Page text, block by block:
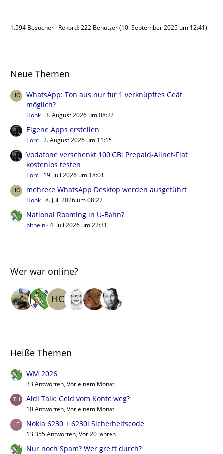
1.594 Besucher Rekord: 222 Benutzer (10. September 2025 um 12:41)
Neue Themen
WhatsApp: Ton aus nur für 1 verknüpftes Geät
möglich?
Honk 3. August 2026 um 08:22
Eigene Apps erstellen
Torc 2. August 2026 um 11:15
Vodafone verschenkt 100 GB: Prepaid-Allnet-Flat
kostenlos testen
Torc 19. Juli 2026 um 18:01
mehrere WhatsApp Desktop werden ausgeführt
Honk 8. Juli 2026 um 08:22
National Roaming in U-Bahn?
pithein 4. Juli 2026 um 22:31
Wer war online?
Heiße Themen
WM 2026
33 Antworten, Vor einem Monat
Aldi Talk: Geld vom Konto weg?
10 Antworten, Vor einem Monat
Nokia 6230 + 6230i Sicherheitscode
13.355 Antworten, Vor 20 Jahren
Nur noch Spam? Wer greift durch?